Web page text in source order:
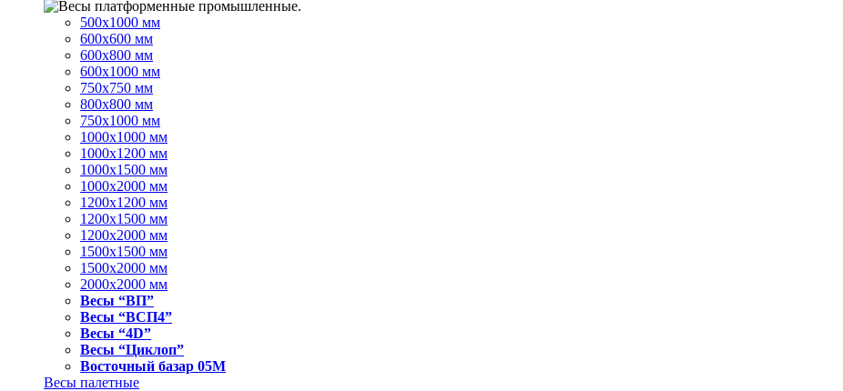
500x1000 мм
600x600 мм
600x800 мм
600x1000 мм
750x750 мм
800x800 мм
750x1000 мм
1000x1000 мм
1000x1200 мм
1000x1500 мм
1000x2000 мм
1200x1200 мм
1200x1500 мм
1200x2000 мм
1500x1500 мм
1500x2000 мм
2000x2000 мм
Весы “ВП”
Весы “ВСП4”
Весы “4D”
Весы “Циклоп”
Восточный базар 05M
Весы палетные